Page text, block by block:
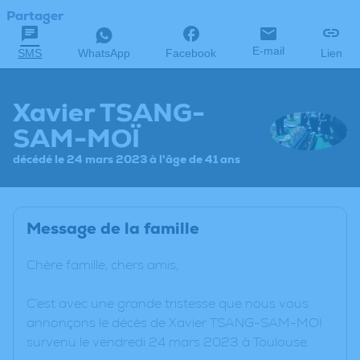
Partager
SMS WhatsApp Facebook E-mail Lien
Xavier TSANG-
SAM-MOÏ
décédé le 24 mars 2023 à l'âge de 41 ans
Message de la famille
Chère famille, chers amis,
C’est avec une grande tristesse que nous vous
annonçons le décès de Xavier TSANG-SAM-MOÏ
survenu le vendredi 24 mars 2023 à Toulouse.